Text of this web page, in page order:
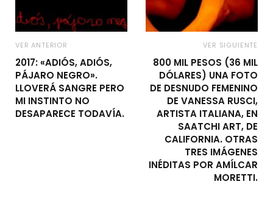
VER ANTERIOR
2017: «ADIÓS, ADIÓS,
PÁJARO NEGRO».
LLOVERÁ SANGRE PERO
MI INSTINTO NO
DESAPARECE TODAVÍA.
VER SIGUIENTE
800 MIL PESOS (36 MIL
DÓLARES) UNA FOTO
DE DESNUDO FEMENINO
DE VANESSA RUSCI,
ARTISTA ITALIANA, EN
SAATCHI ART, DE
CALIFORNIA. OTRAS
TRES IMÁGENES
INÉDITAS POR AMÍLCAR
MORETTI.